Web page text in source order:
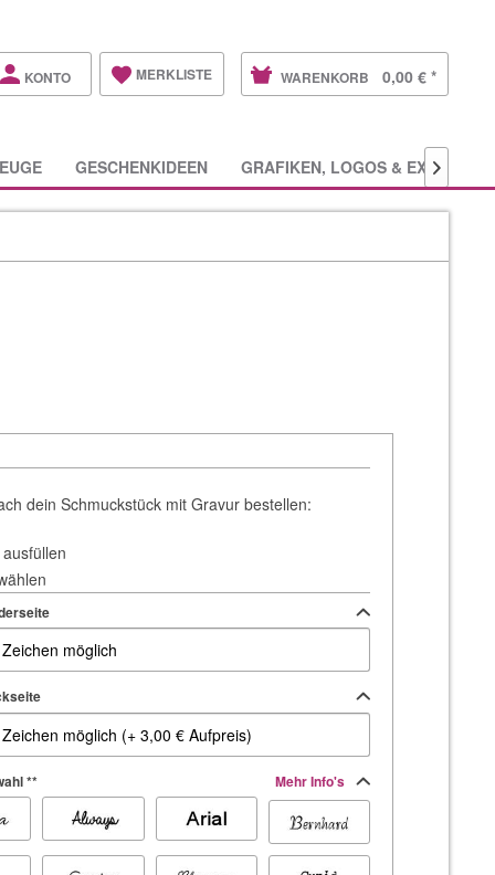
KONTO MERKLISTE WARENKORB 0,00 € *
GESCHENKIDEEN GRAFIKEN, LOGOS & EXTRAS

dein Schmuckstück mit Gravur bestellen:
** Mehr Info's